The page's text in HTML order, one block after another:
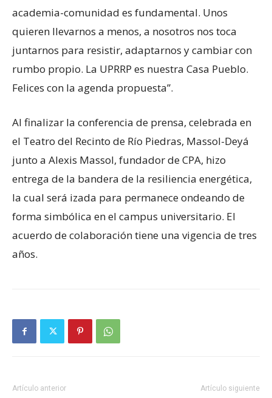
academia-comunidad es fundamental. Unos
quieren llevarnos a menos, a nosotros nos toca
juntarnos para resistir, adaptarnos y cambiar con
rumbo propio. La UPRRP es nuestra Casa Pueblo.
Felices con la agenda propuesta”.
Al finalizar la conferencia de prensa, celebrada en
el Teatro del Recinto de Río Piedras, Massol-Deyá
junto a Alexis Massol, fundador de CPA, hizo
entrega de la bandera de la resiliencia energética,
la cual será izada para permanece ondeando de
forma simbólica en el campus universitario. El
acuerdo de colaboración tiene una vigencia de tres
años.
Artículo anterior Artículo siguiente